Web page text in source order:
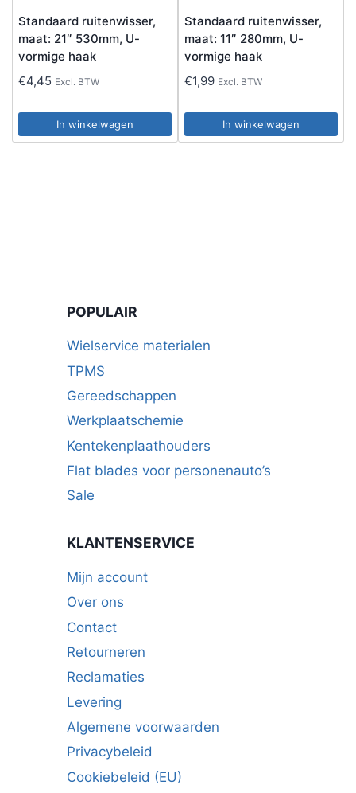
Standaard ruitenwisser,
maat: 21″ 530mm, U-
vormige haak
€4,45 Excl. BTW
In winkelwagen
Standaard ruitenwisser,
maat: 11″ 280mm, U-
vormige haak
€1,99 Excl. BTW
In winkelwagen
POPULAIR
Wielservice materialen
TPMS
Gereedschappen
Werkplaatschemie
Kentekenplaathouders
Flat blades voor personenauto’s
Sale
KLANTENSERVICE
Mijn account
Over ons
Contact
Retourneren
Reclamaties
Levering
Algemene voorwaarden
Privacybeleid
Cookiebeleid (EU)